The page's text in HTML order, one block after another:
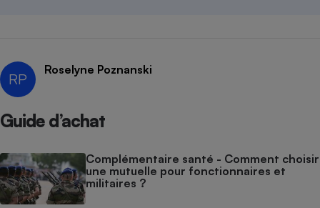
RP
Roselyne Poznanski
Guide d’achat
Complémentaire santé - Comment choisir
une mutuelle pour fonctionnaires et
militaires ?